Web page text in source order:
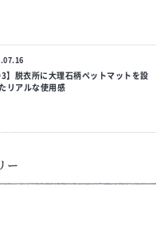
】脱衣所に大理石柄ペットマットを設
リアルな使用感
ー